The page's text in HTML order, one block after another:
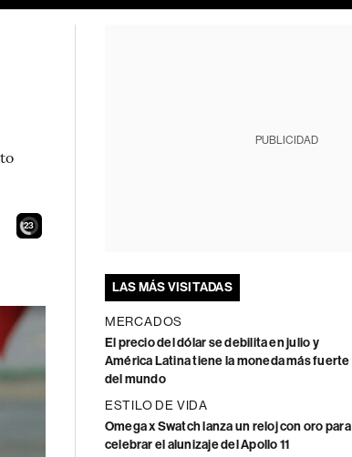
21
PUBLICIDAD
LAS MÁS VISITADAS
MERCADOS
El precio del dólar se debilita en julio y
América Latina tiene la moneda más fuerte
del mundo
ESTILO DE VIDA
Omega x Swatch lanza un reloj con oro para
celebrar el alunizaje del Apollo 11